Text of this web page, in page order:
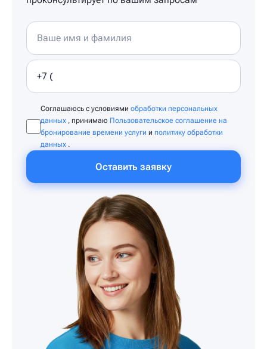
Соглашаюсь с условиями обработки персональных
данных , принимаю Пользовательское соглашение на
бронирование времени услуги и политику обработки
данных .
Оставить заявку